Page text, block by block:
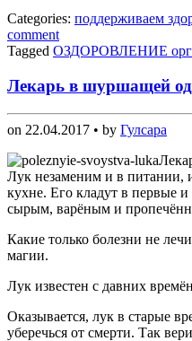
Categories: поддерживаем
comment
Tagged ОЗДОРОВЛЕНИЕ
Лекарь в шуршащей
on 22.04.2017 • by Гулсара
Лук незаменим и в питании,
кухне. Его кладут в первые
сырым, варёным и
Какие только болезни не
магии.
Лук известен с давних
Оказывается, лук в старые
уберечься от смерти. Так